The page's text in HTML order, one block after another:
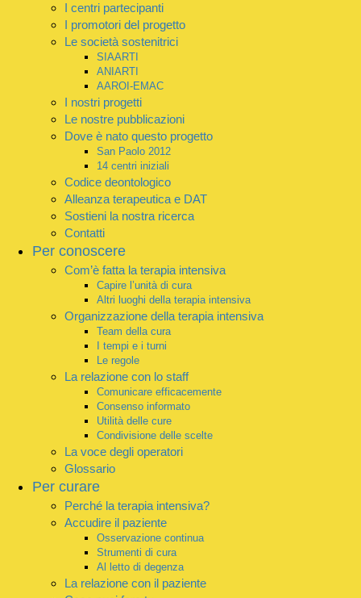
I centri partecipanti
I promotori del progetto
Le società sostenitrici
SIAARTI
ANIARTI
AAROI-EMAC
I nostri progetti
Le nostre pubblicazioni
Dove è nato questo progetto
San Paolo 2012
14 centri iniziali
Codice deontologico
Alleanza terapeutica e DAT
Sostieni la nostra ricerca
Contatti
Per conoscere
Com’è fatta la terapia intensiva
Capire l’unità di cura
Altri luoghi della terapia intensiva
Organizzazione della terapia intensiva
Team della cura
I tempi e i turni
Le regole
La relazione con lo staff
Comunicare efficacemente
Consenso informato
Utilità delle cure
Condivisione delle scelte
La voce degli operatori
Glossario
Per curare
Perché la terapia intensiva?
Accudire il paziente
Osservazione continua
Strumenti di cura
Al letto di degenza
La relazione con il paziente